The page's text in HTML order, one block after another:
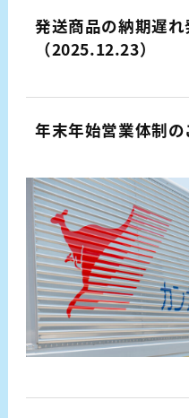
発送商品の納期遅
（2025.12.23）
年末年始営業体制の